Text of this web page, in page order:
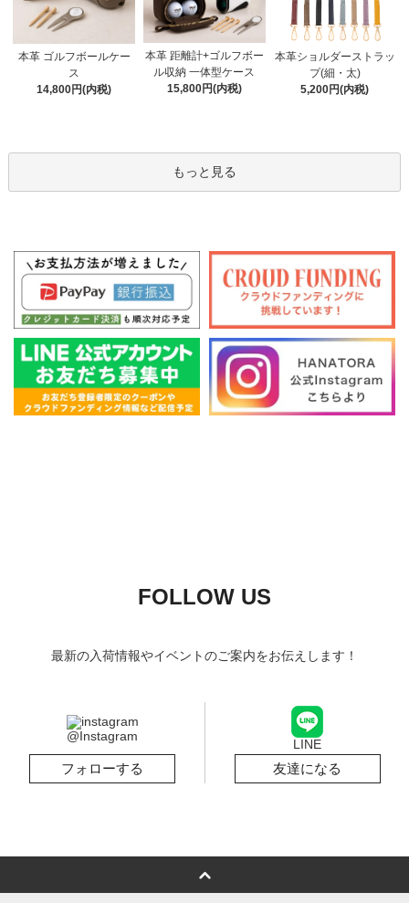
本革 ゴルフボールケー
ス
14,800円(内税)
本革 距離計+ゴルフボー
ル収納 一体型ケース
15,800円(内税)
本革ショルダーストラッ
プ(細・太)
5,200円(内税)
もっと見る
FOLLOW US
最新の入荷情報やイベントのご案内をお伝えします！
@Instagram
フォローする
LINE
友達になる